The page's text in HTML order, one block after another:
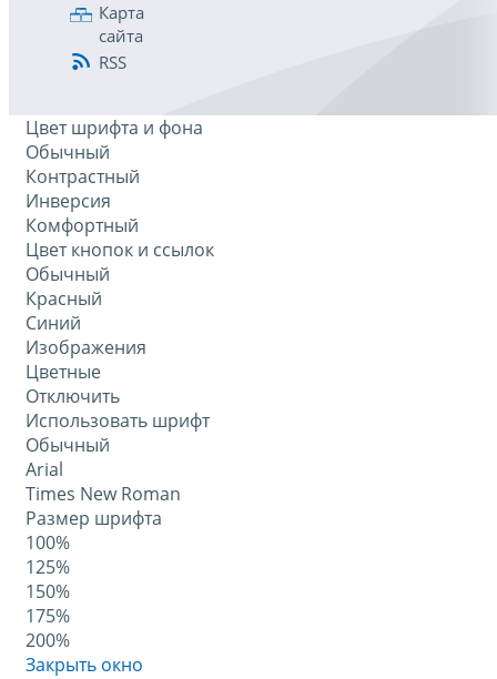
Карта
сайта
RSS
Цвет шрифта и фона
Обычный
Контрастный
Инверсия
Комфортный
Цвет кнопок и ссылок
Обычный
Красный
Синий
Изображения
Цветные
Отключить
Использовать шрифт
Обычный
Arial
Times New Roman
Размер шрифта
100%
125%
150%
175%
200%
Закрыть окно